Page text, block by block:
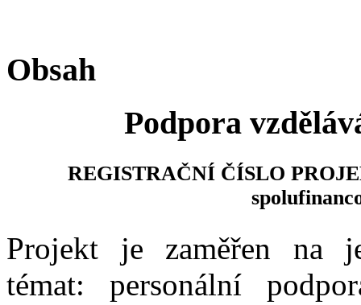
Obsah
Podpora
REGISTRAČNÍ ČÍSLO
Projekt je zaměřen na
témat: personální